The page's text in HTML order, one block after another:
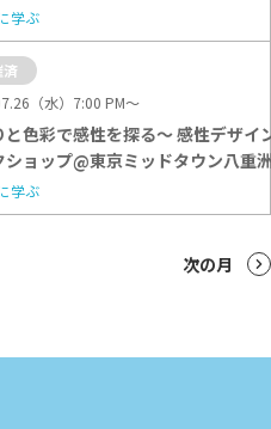
学ぶ
（水）7:00 PM〜
と色彩で感性を探る～ 感性デザイ
ショップ@東京ミッドタウン八重
学ぶ
次の月